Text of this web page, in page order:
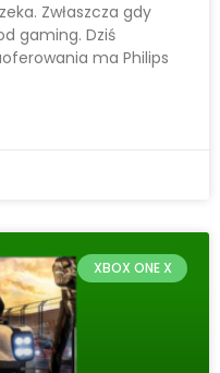
Zwłaszcza gdy
gaming. Dziś
ma Philips
XBOX ONE X